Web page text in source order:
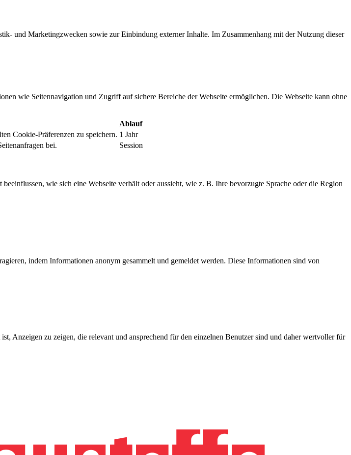
und Marketingzwecken sowie zur Einbindung externer Inhalte. Im Zusammenhang mit der Nutzung dieser
wie Seitennavigation und Zugriff auf sichere Bereiche der Webseite ermöglichen. Die Webseite kann ohne
Ablauf
Cookie-Präferenzen zu speichern. 1 Jahr
bei. Session
wie sich eine Webseite verhält oder aussieht, wie z. B. Ihre bevorzugte Sprache oder die Region
indem Informationen anonym gesammelt und gemeldet werden. Diese Informationen sind von
Anzeigen zu zeigen, die relevant und ansprechend für den einzelnen Benutzer sind und daher wertvoller für